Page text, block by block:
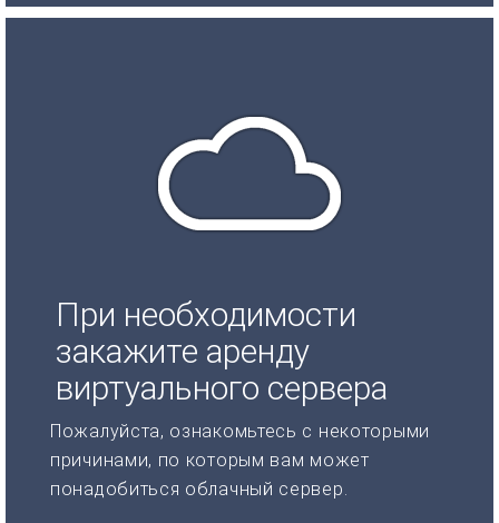
При необходимости
закажите аренду
виртуального сервера
Пожалуйста, ознакомьтесь с некоторыми
причинами, по которым вам может
понадобиться облачный сервер.